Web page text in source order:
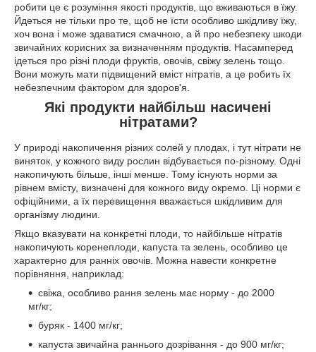
робити це є розуміння якості продуктів, що вживаються в їжу.
Йдеться не тільки про те, щоб не їсти особливо шкідливу їжу,
хоч вона і може здаватися смачною, а й про небезпеку шкоди
звичайних корисних за визначенням продуктів. Насамперед
ідеться про різні плоди фруктів, овочів, свіжу зелень тощо.
Вони можуть мати підвищений вміст нітратів, а це робить їх
небезпечним фактором для здоров'я.
Які продукти найбільш насичені
нітратами?
У природі накопичення різних солей у плодах, і тут нітрати не
виняток, у кожного виду рослин відбувається по-різному. Одні
накопичують більше, інші менше. Тому існують норми за
рівнем вмісту, визначені для кожного виду окремо. Ці норми є
офіційними, а їх перевищення вважається шкідливим для
організму людини.
Якщо вказувати на конкретні плоди, то найбільше нітратів
накопичують коренеплоди, капуста та зелень, особливо це
характерно для ранніх овочів. Можна навести конкретне
порівняння, наприклад:
свіжа, особливо рання зелень має норму - до 2000
мг/кг;
буряк - 1400 мг/кг;
капуста звичайна раннього дозрівання - до 900 мг/кг;